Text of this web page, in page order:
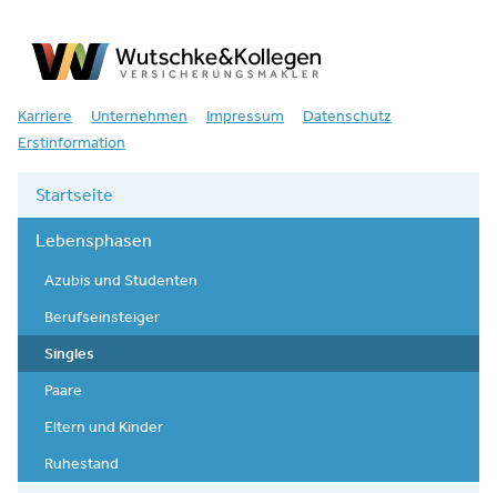
Versicherungsmakler
Karriere Unternehmen Impressum
Datenschutz
Erstinformation
Startseite
Lebensphasen
Azubis und Studenten
Berufseinsteiger
Singles
Paare
Eltern und Kinder
Ruhestand